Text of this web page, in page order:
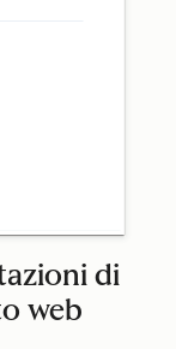
di
web